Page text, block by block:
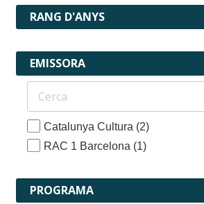
RANG D'ANYS
EMISSORA
Catalunya Cultura (2)
RAC 1 Barcelona (1)
PROGRAMA